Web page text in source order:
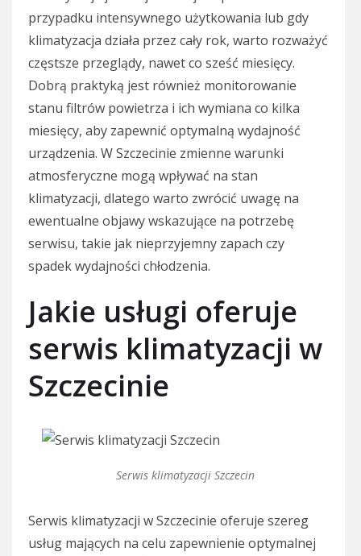
przypadku intensywnego użytkowania lub gdy
klimatyzacja działa przez cały rok, warto rozważyć
częstsze przeglądy, nawet co sześć miesięcy.
Dobrą praktyką jest również monitorowanie
stanu filtrów powietrza i ich wymiana co kilka
miesięcy, aby zapewnić optymalną wydajność
urządzenia. W Szczecinie zmienne warunki
atmosferyczne mogą wpływać na stan
klimatyzacji, dlatego warto zwrócić uwagę na
ewentualne objawy wskazujące na potrzebę
serwisu, takie jak nieprzyjemny zapach czy
spadek wydajności chłodzenia.
Jakie usługi oferuje
serwis klimatyzacji w
Szczecinie
Serwis klimatyzacji Szczecin
Serwis klimatyzacji w Szczecinie oferuje szereg
usług mających na celu zapewnienie optymalnej